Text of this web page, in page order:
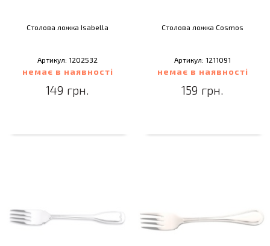
Столова ложка Isabella
Артикул: 1202532
немає в наявності
149 грн.
Столова ложка Cosmos
Артикул: 1211091
немає в наявності
159 грн.